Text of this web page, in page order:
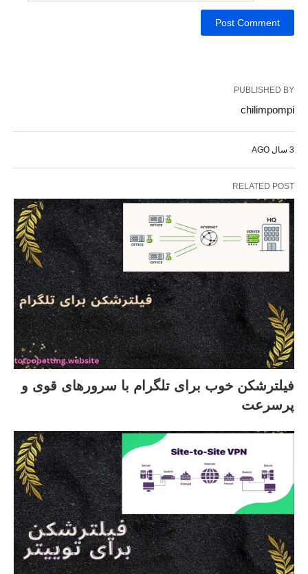
PUBLISHED BY
chilimpompi
3 سال AGO
RELATED POST
فیلترشکن خوب برای تلگرام با سرورهای قوی و
پرسرعت